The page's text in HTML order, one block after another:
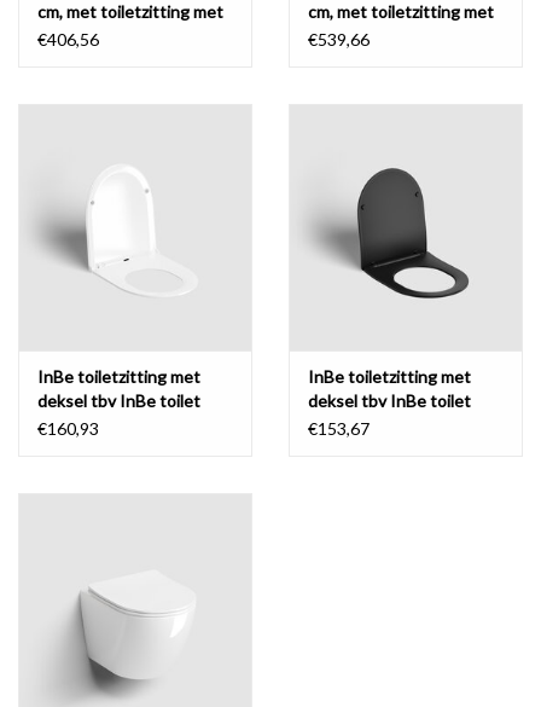
cm, met toiletzitting met
deksel
€406,56
cm, met toiletzitting met
deksel
€539,66
InBe toiletzitting met
deksel tbv InBe toilet
€160,93
InBe toiletzitting met
deksel tbv InBe toilet
€153,67